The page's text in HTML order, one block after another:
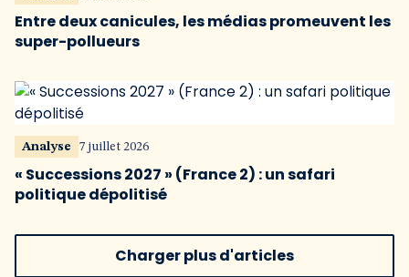
Entre deux canicules, les médias promeuvent les
super-pollueurs
Analyse 7 juillet 2026
« Successions 2027 » (France 2) : un safari
politique dépolitisé
Charger plus d'articles